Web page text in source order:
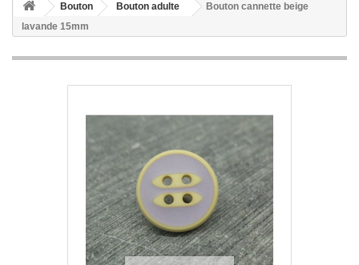
Bouton Bouton adulte
Bouton cannette beige
lavande 15mm